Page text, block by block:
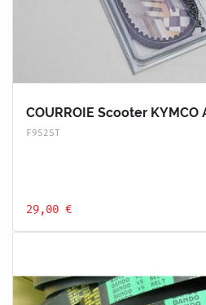
COURROIE Scooter KYMCO
F952ST
29,00 €